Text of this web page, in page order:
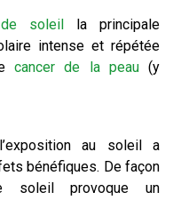
soleil la principale
intense et répétée
cancer de la peau(y
au soleil a
bénéfiques. De façon
soleil provoque un